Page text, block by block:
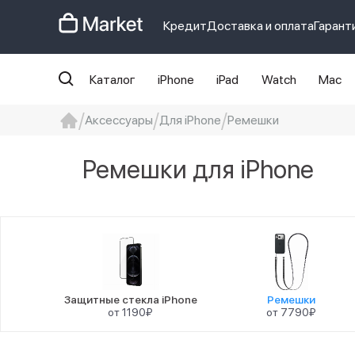
КредитДоставка и оплата
Каталог iPhone iPad Watch Mac
Аксессуары Для iPhone Ремешки
Ремешки для iPhone
Защитные стекла iPhone
от 1190₽
Ремешки
от 7790₽